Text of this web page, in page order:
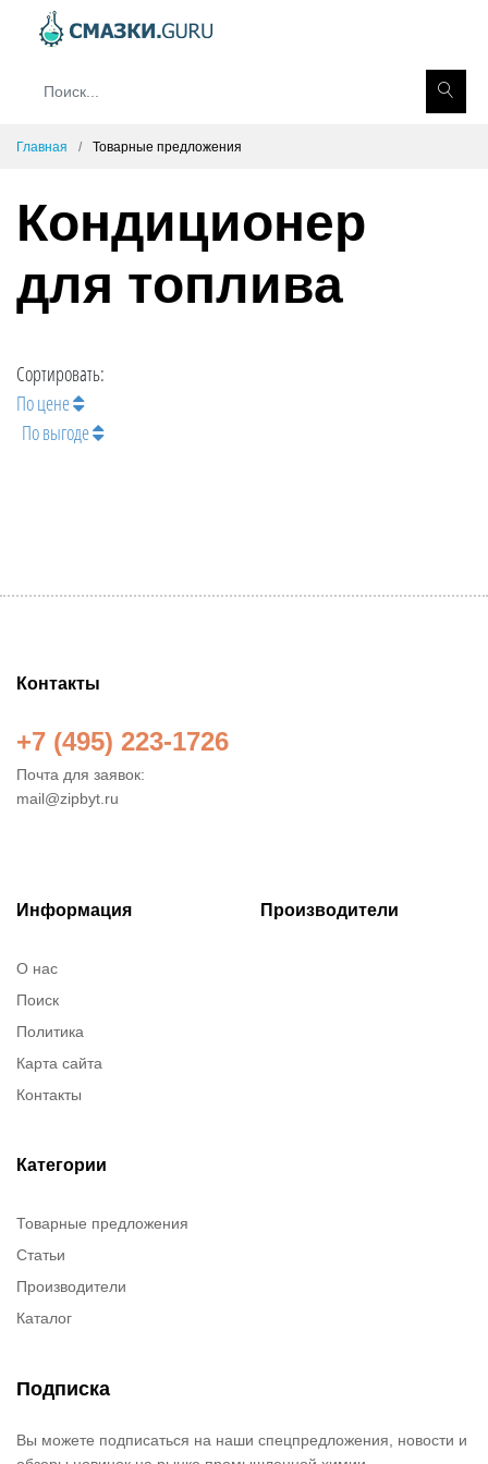
Главная Товарные предложения
Кондиционер
для топлива
Сортировать:
По цене
По выгоде
Контакты
+7 (495) 223-1726
Почта для заявок:
mail@zipbyt.ru
Информация
О нас
Поиск
Политика
Карта сайта
Контакты
Производители
Категории
Товарные предложения
Статьи
Производители
Каталог
Подписка
Вы можете подписаться на наши спецпредложения, новости и